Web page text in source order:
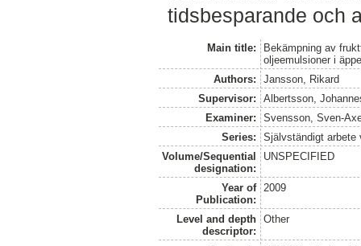
tidsbesparande och
Main title:
Bekämpning av
oljeemulsioner i
Authors:
Jansson, Rikard
Supervisor:
Albertsson,
Examiner:
Svensson, Sven-
Series:
Självständigt arbete
Volume/Sequential
designation:
UNSPECIFIED
Year of
Publication:
2009
Level and depth
descriptor:
Other